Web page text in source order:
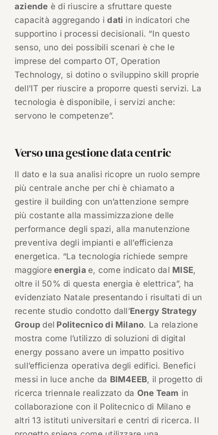
aziende è di riuscire a sfruttare queste
capacità aggregando idati in indicatori che
supportino i processi decisionali. “In questo
senso, uno dei possibili scenari è che le
imprese del comparto OT, Operation
Technology, si dotino o sviluppino skill proprie
dell’IT per riuscire a proporre questi servizi. La
tecnologia è disponibile, i servizi anche:
servono le competenze”.
Verso una gestione data centric
Il dato e la sua analisi ricopre un ruolo sempre
più centrale anche per chi è chiamato a
gestire il building con un’attenzione sempre
più costante alla massimizzazione delle
performance degli spazi, alla manutenzione
preventiva degli impianti e all’efficienza
energetica. “La tecnologia richiede sempre
maggiore energia e, come indicato dal MISE,
oltre il 50% di questa energia è elettrica”, ha
evidenziato Natale presentando i risultati di un
recente studio condotto dall’Energy Strategy
Group del Politecnico di Milano. La relazione
mostra come l’utilizzo di soluzioni di digital
energy possano avere un impatto positivo
sull’efficienza operativa degli edifici. Benefici
messi in luce anche da BIM4EEB, il progetto di
ricerca triennale realizzato da One Team in
collaborazione con il Politecnico di Milano e
altri 13 istituti universitari e centri di ricerca. Il